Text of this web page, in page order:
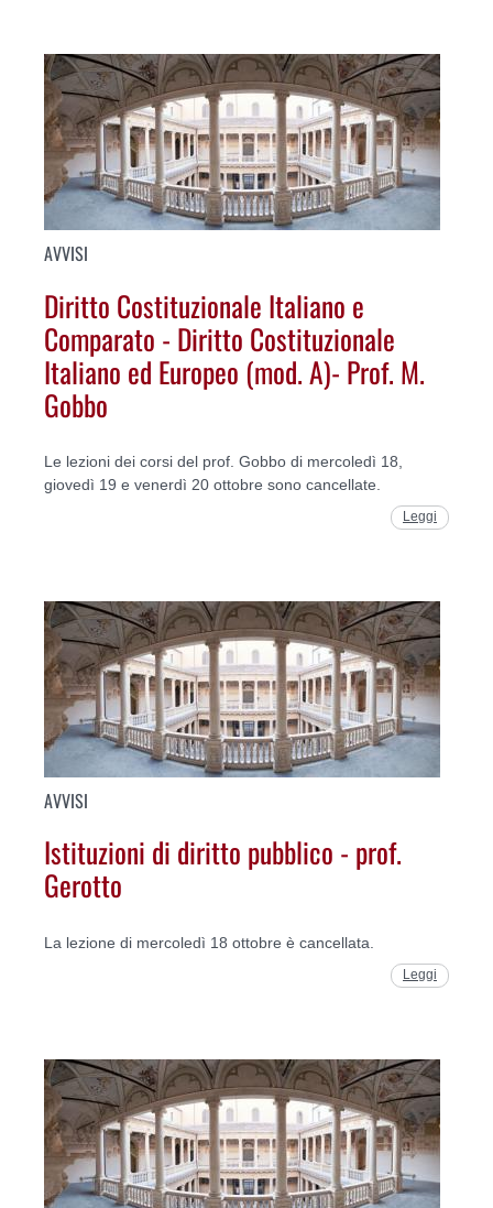
AVVISI
Diritto Costituzionale Italiano e
Comparato - Diritto Costituzionale
Italiano ed Europeo (mod. A)- Prof. M.
Gobbo
Le lezioni dei corsi del prof. Gobbo di mercoledì 18,
giovedì 19 e venerdì 20 ottobre sono cancellate.
Leggi
AVVISI
Istituzioni di diritto pubblico - prof.
Gerotto
La lezione di mercoledì 18 ottobre è cancellata.
Leggi